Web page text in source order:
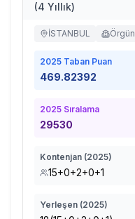
(4 Yıllık)
İSTANBUL Örgün
2025 Taban Puan
469.82392
2025 Sıralama
29530
Kontenjan (2025)
15+0+2+0+1
Yerleşen (2025)